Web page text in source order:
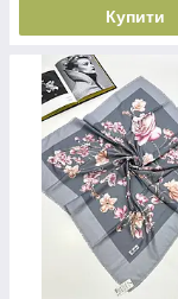
Купити